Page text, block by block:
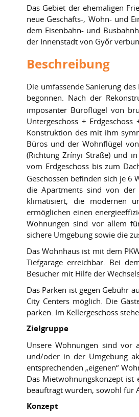
Das Gebiet der ehemaligen
neue Geschäfts-, Wohn- und
dem Eisenbahn- und
der Innenstadt von Győr
Beschreibung
Die umfassende Sanierung
begonnen. Nach der
imposanter Büroflügel von
Untergeschoss +
Konstruktion des mit ihm
Büros und der Wohnflügel
(Richtung Zrínyi Straße) und
vom Erdgeschoss bis zum
Geschossen befinden sich je 6
die Apartments sind von der
klimatisiert, die modernen
ermöglichen einen
Wohnungen sind vor allem
sichere Umgebung sowie die
Das Wohnhaus ist mit dem
Tiefgarage erreichbar. Bei
Besucher mit Hilfe der
Das Parken ist gegen Gebühr
City Centers möglich. Die
parken. Im Kellergeschoss
Zielgruppe
Unsere Wohnungen sind vor
und/oder in der Umgebung
entsprechenden „eigenen“
Das Mietwohnungskonzept
beauftragt wurden, sowohl für
Konzept